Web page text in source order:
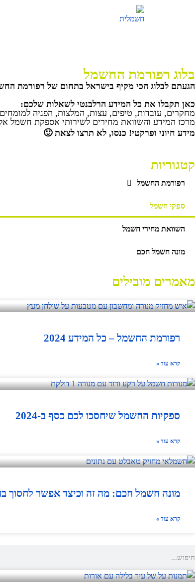
בלוג רפורמת החשמל
הגעתם לבלוג הכי מקיף בישראל בתחום של רפורמת
כאן תקבלו את כל המידע הרלבנטי לשאלות שלכם:
מחקרים, עובדות, טיפים, עצות, המלצות, הפניה למומחים
מרכז המידע והשוואת מחירים לשירותי אספקת חשמל
מידע חיוני ופרקטי! כנסו, לא תרצו לצאת 🙂
קטגוריות
רפורמת החשמל
ספקי חשמל
השוואת מחירי חשמל
מונה חשמל חכם
מאמרים מובילים
רפורמת החשמל – כל המידע 2024
קרא עוד »
ספקיות החשמל שיחסכו לכם כסף ב-2024
קרא עוד »
מונה חשמל חכם: מה זה וכיצד אפשר לחסוך
קרא עוד »